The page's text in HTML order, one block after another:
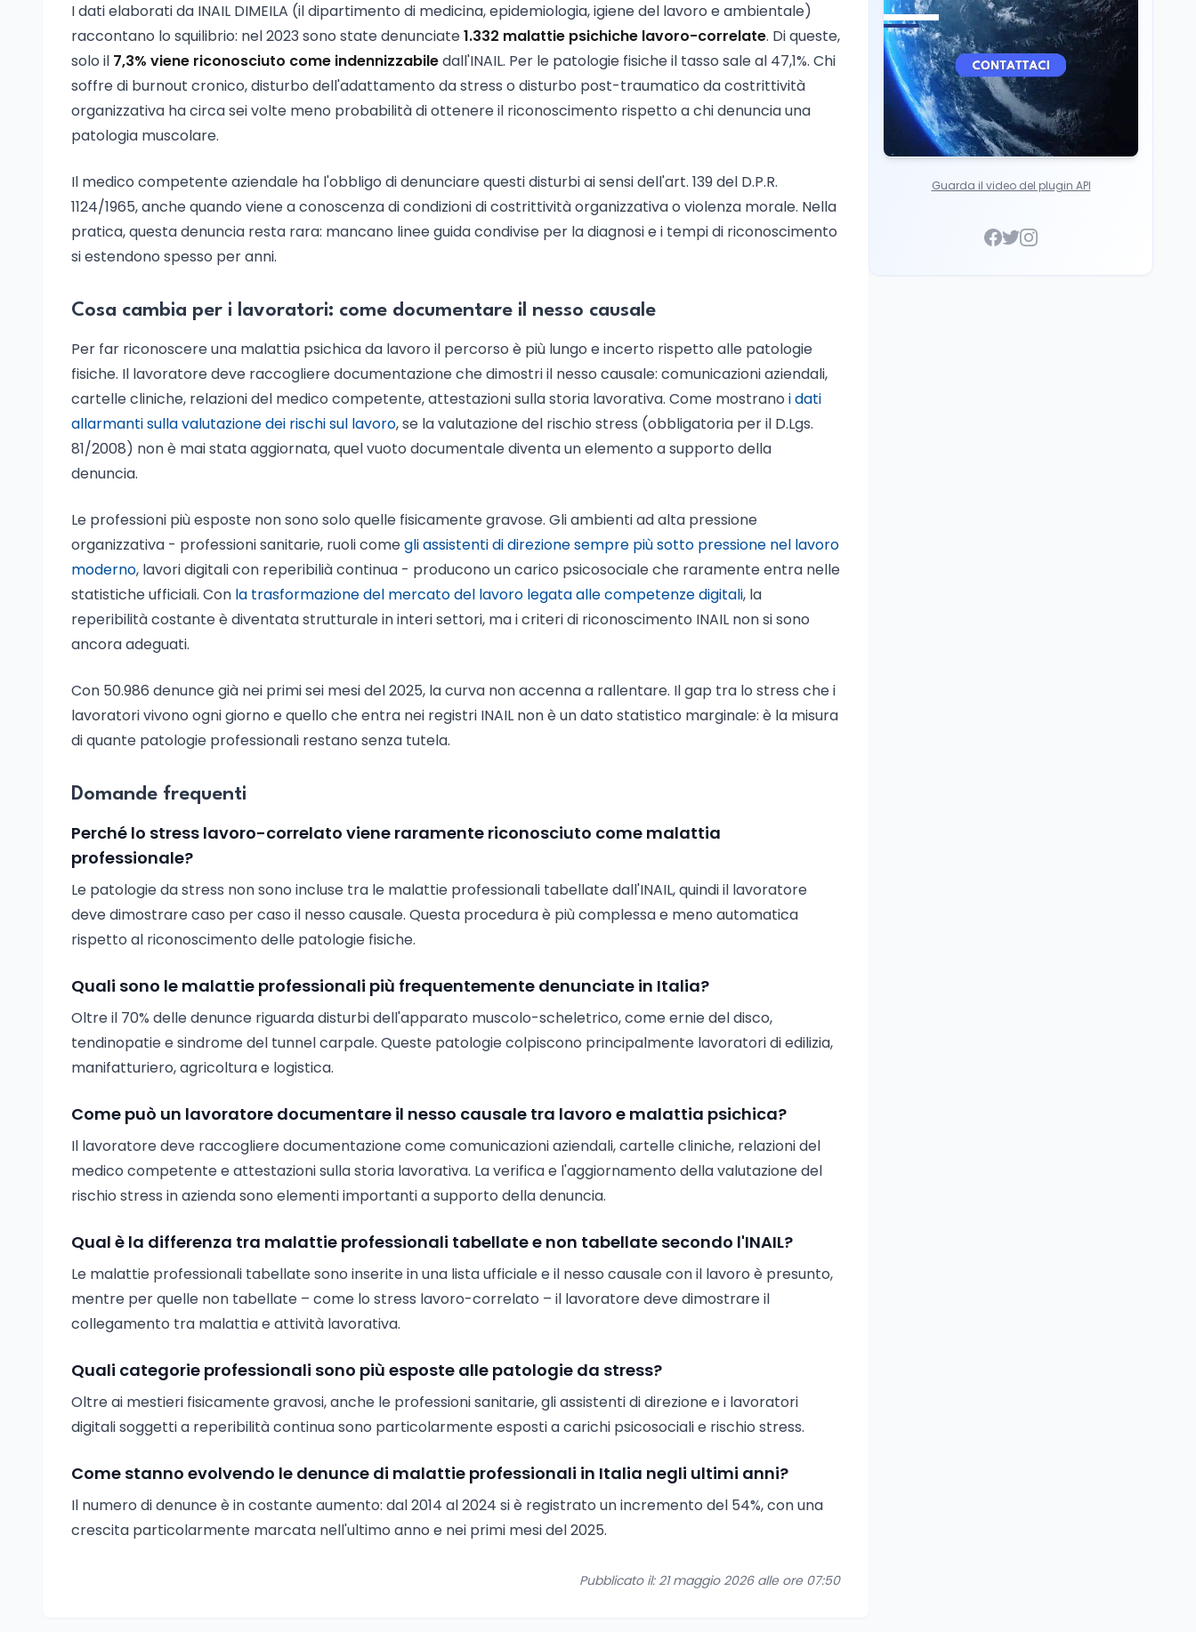
I dati elaborati da INAIL DIMEILA (il dipartimento di medicina, epidemiologia, igiene del lavoro e ambientale)
raccontano lo squilibrio: nel 2023 sono state denunciate1.332 malattie psichiche lavoro-correlate. Di queste,
solo il 7,3% viene riconosciuto come indennizzabiledall'INAIL. Per le patologie fisiche il tasso sale al 47,1%. Chi
soffre di burnout cronico, disturbo dell'adattamento da stress o disturbo post-traumatico da costrittività
organizzativa ha circa sei volte meno probabilità di ottenere il riconoscimento rispetto a chi denuncia una
patologia muscolare.
Il medico competente aziendale ha l'obbligo di denunciare questi disturbi ai sensi dell'art. 139 del D.P.R.
1124/1965, anche quando viene a conoscenza di condizioni di costrittività organizzativa o violenza morale. Nella
pratica, questa denuncia resta rara: mancano linee guida condivise per la diagnosi e i tempi di riconoscimento
si estendono spesso per anni.
Cosa cambia per i lavoratori: come documentare il nesso causale
Per far riconoscere una malattia psichica da lavoro il percorso è più lungo e incerto rispetto alle patologie
fisiche. Il lavoratore deve raccogliere documentazione che dimostri il nesso causale: comunicazioni aziendali,
cartelle cliniche, relazioni del medico competente, attestazioni sulla storia lavorativa. Come mostrano i dati
allarmanti sulla valutazione dei rischi sul lavoro, se la valutazione del rischio stress (obbligatoria per il D.Lgs.
81/2008) non è mai stata aggiornata, quel vuoto documentale diventa un elemento a supporto della
denuncia.
Le professioni più esposte non sono solo quelle fisicamente gravose. Gli ambienti ad alta pressione
organizzativa - professioni sanitarie, ruoli comegli assistenti di direzione sempre più sotto pressione nel lavoro
moderno, lavori digitali con reperibilià continua - producono un carico psicosociale che raramente entra nelle
statistiche ufficiali. Con la trasformazione del mercato del lavoro legata alle competenze digitali, la
reperibilità costante è diventata strutturale in interi settori, ma i criteri di riconoscimento INAIL non si sono
ancora adeguati.
Con 50.986 denunce già nei primi sei mesi del 2025, la curva non accenna a rallentare. Il gap tra lo stress che i
lavoratori vivono ogni giorno e quello che entra nei registri INAIL non è un dato statistico marginale: è la misura
di quante patologie professionali restano senza tutela.
Domande frequenti
Perché lo stress lavoro-correlato viene raramente riconosciuto come malattia
professionale?
Le patologie da stress non sono incluse tra le malattie professionali tabellate dall'INAIL, quindi il lavoratore
deve dimostrare caso per caso il nesso causale. Questa procedura è più complessa e meno automatica
rispetto al riconoscimento delle patologie fisiche.
Quali sono le malattie professionali più frequentemente denunciate in Italia?
Oltre il 70% delle denunce riguarda disturbi dell'apparato muscolo-scheletrico, come ernie del disco,
tendinopatie e sindrome del tunnel carpale. Queste patologie colpiscono principalmente lavoratori di edilizia,
manifatturiero, agricoltura e logistica.
Come può un lavoratore documentare il nesso causale tra lavoro e malattia psichica?
Il lavoratore deve raccogliere documentazione come comunicazioni aziendali, cartelle cliniche, relazioni del
medico competente e attestazioni sulla storia lavorativa. La verifica e l'aggiornamento della valutazione del
rischio stress in azienda sono elementi importanti a supporto della denuncia.
Qual è la differenza tra malattie professionali tabellate e non tabellate secondo l'INAIL?
Le malattie professionali tabellate sono inserite in una lista ufficiale e il nesso causale con il lavoro è presunto,
mentre per quelle non tabellate – come lo stress lavoro-correlato – il lavoratore deve dimostrare il
collegamento tra malattia e attività lavorativa.
Quali categorie professionali sono più esposte alle patologie da stress?
Oltre ai mestieri fisicamente gravosi, anche le professioni sanitarie, gli assistenti di direzione e i lavoratori
digitali soggetti a reperibilità continua sono particolarmente esposti a carichi psicosociali e rischio stress.
Come stanno evolvendo le denunce di malattie professionali in Italia negli ultimi anni?
Il numero di denunce è in costante aumento: dal 2014 al 2024 si è registrato un incremento del 54%, con una
crescita particolarmente marcata nell'ultimo anno e nei primi mesi del 2025.
Pubblicato il: 21 maggio 2026 alle ore 07:50
Guarda il video del plugin API